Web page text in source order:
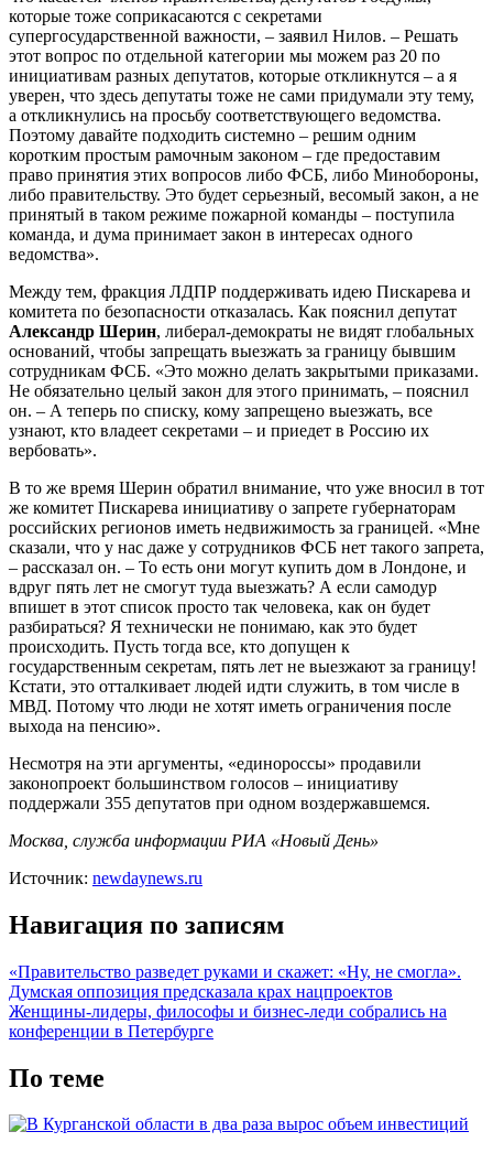
которые тоже соприкасаются с секретами
супергосударственной важности, – заявил Нилов. – Решать
этот вопрос по отдельной категории мы можем раз 20 по
инициативам разных депутатов, которые откликнутся – а я
уверен, что здесь депутаты тоже не сами придумали эту тему,
а откликнулись на просьбу соответствующего ведомства.
Поэтому давайте подходить системно – решим одним
коротким простым рамочным законом – где предоставим
право принятия этих вопросов либо ФСБ, либо Минобороны,
либо правительству. Это будет серьезный, весомый закон, а не
принятый в таком режиме пожарной команды – поступила
команда, и дума принимает закон в интересах одного
ведомства».
Между тем, фракция ЛДПР поддерживать идею Пискарева и
комитета по безопасности отказалась. Как пояснил депутат
Александр Шерин, либерал-демократы не видят глобальных
оснований, чтобы запрещать выезжать за границу бывшим
сотрудникам ФСБ. «Это можно делать закрытыми приказами.
Не обязательно целый закон для этого принимать, – пояснил
он. – А теперь по списку, кому запрещено выезжать, все
узнают, кто владеет секретами – и приедет в Россию их
вербовать».
В то же время Шерин обратил внимание, что уже вносил в тот
же комитет Пискарева инициативу о запрете губернаторам
российских регионов иметь недвижимость за границей. «Мне
сказали, что у нас даже у сотрудников ФСБ нет такого запрета,
– рассказал он. – То есть они могут купить дом в Лондоне, и
вдруг пять лет не смогут туда выезжать? А если самодур
впишет в этот список просто так человека, как он будет
разбираться? Я технически не понимаю, как это будет
происходить. Пусть тогда все, кто допущен к
государственным секретам, пять лет не выезжают за границу!
Кстати, это отталкивает людей идти служить, в том числе в
МВД. Потому что люди не хотят иметь ограничения после
выхода на пенсию».
Несмотря на эти аргументы, «единороссы» продавили
законопроект большинством голосов – инициативу
поддержали 355 депутатов при одном воздержавшемся.
Москва, служба информации РИА «Новый День»
Источник: newdaynews.ru
Навигация по записям
«Правительство разведет руками и скажет: «Ну, не смогла».
Думская оппозиция предсказала крах нацпроектов
Женщины-лидеры, философы и бизнес-леди собрались на
конференции в Петербурге
По теме